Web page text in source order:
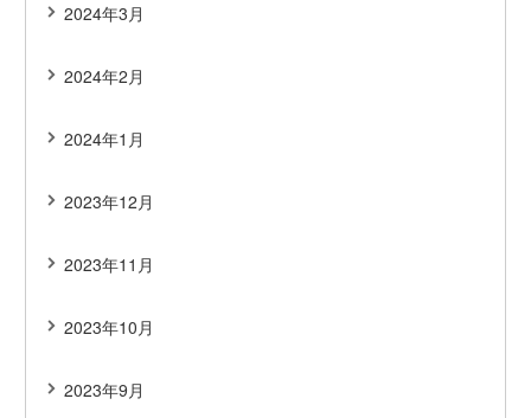
2024年3月
2024年2月
2024年1月
2023年12月
2023年11月
2023年10月
2023年9月